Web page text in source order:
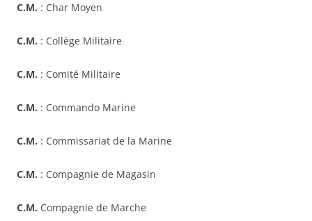
C.M. : Char Moyen
C.M. : Collège Militaire
C.M. : Comité Militaire
C.M. : Commando Marine
C.M. : Commissariat de la Marine
C.M. : Compagnie de Magasin
C.M. Compagnie de Marche